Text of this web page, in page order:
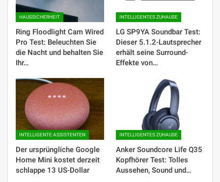
HAUSSICHERHEIT
Ring Floodlight Cam Wired
Pro Test: Beleuchten Sie
die Nacht und behalten Sie
Ihr…
INTELLIGENTES ZUHAUSE
LG SP9YA Soundbar Test:
Dieser 5.1.2-Lautsprecher
erhält seine Surround-
Effekte von…
INTELLIGENTE ASSISTENTEN
Der ursprüngliche Google
Home Mini kostet derzeit
schlappe 13 US-Dollar
INTELLIGENTES ZUHAUSE
Anker Soundcore Life Q35
Kopfhörer Test: Tolles
Aussehen, Sound und…